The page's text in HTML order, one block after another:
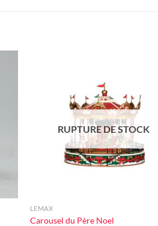
RUPTURE DE STOCK
LEMAX
Carousel du Père Noel